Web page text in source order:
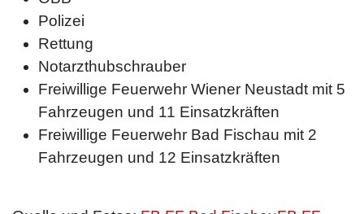
Polizei
Rettung
Notarzthubschrauber
Freiwillige Feuerwehr Wiener Neustadt mit 5
Fahrzeugen und 11 Einsatzkräften
Freiwillige Feuerwehr Bad Fischau mit 2
Fahrzeugen und 12 Einsatzkräften